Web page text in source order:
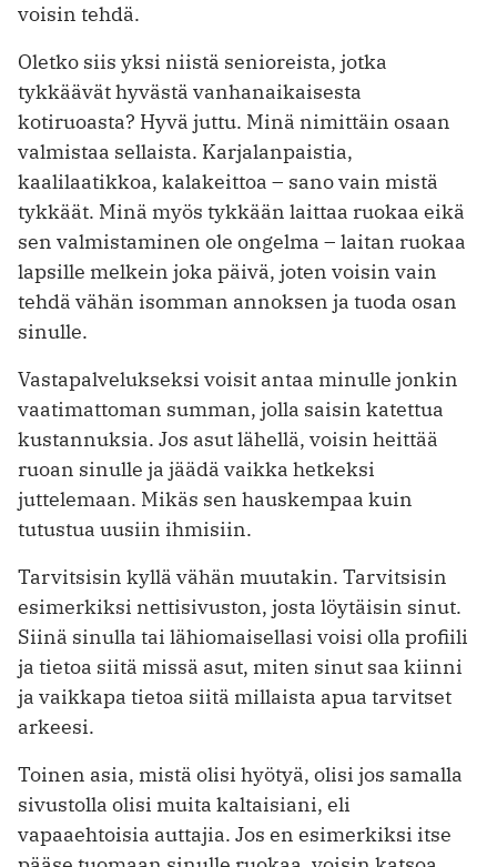
voisin tehdä.
Oletko siis yksi niistä senioreista, jotka
tykkäävät hyvästä vanhanaikaisesta
kotiruoasta? Hyvä juttu. Minä nimittäin osaan
valmistaa sellaista. Karjalanpaistia,
kaalilaatikkoa, kalakeittoa – sano vain mistä
tykkäät. Minä myös tykkään laittaa ruokaa eikä
sen valmistaminen ole ongelma – laitan ruokaa
lapsille melkein joka päivä, joten voisin vain
tehdä vähän isomman annoksen ja tuoda osan
sinulle.
Vastapalvelukseksi voisit antaa minulle jonkin
vaatimattoman summan, jolla saisin katettua
kustannuksia. Jos asut lähellä, voisin heittää
ruoan sinulle ja jäädä vaikka hetkeksi
juttelemaan. Mikäs sen hauskempaa kuin
tutustua uusiin ihmisiin.
Tarvitsisin kyllä vähän muutakin. Tarvitsisin
esimerkiksi nettisivuston, josta löytäisin sinut.
Siinä sinulla tai lähiomaisellasi voisi olla profiili
ja tietoa siitä missä asut, miten sinut saa kiinni
ja vaikkapa tietoa siitä millaista apua tarvitset
arkeesi.
Toinen asia, mistä olisi hyötyä, olisi jos samalla
sivustolla olisi muita kaltaisiani, eli
vapaaehtoisia auttajia. Jos en esimerkiksi itse